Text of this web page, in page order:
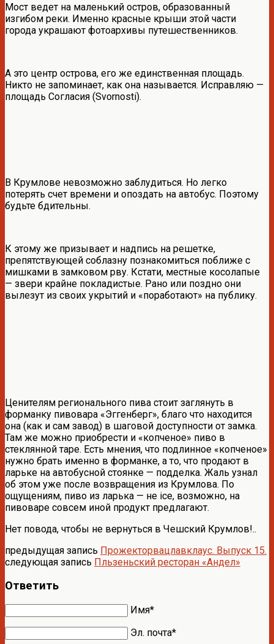
Мост ведет на маленький остров, образованный
изгибом реки. Именно красные крыши этой части
города украшают фотоархивы путешественников.
А это центр острова, его же единственная площадь.
Никто не запоминает, как она называется. Исправляю —
площадь Согласия (Svornosti).
В Крумлове невозможно заблудиться. Но легко
потерять счет времени и опоздать на автобус. Поэтому
будьте бдительны.
К этому же призывает и надпись на решетке,
препятствующей соблазну познакомиться поближе с
мишками в замковом рву. Кстати, местные косолапые
— звери крайне покладистые. Рано или поздно они
вылезут из своих укрытий и «поработают» на публику.
Ценителям регионального пива стоит заглянуть в
форманку пивовара «Эггенберг», благо что находится
она (как и сам завод) в шаговой доступности от замка.
Там же можно приобрести и «копченое» пиво в
стеклянной таре. Есть мнения, что подлинное «копченое»
нужно брать именно в форманке, а то, что продают в
ларьке на автобусной стоянке — подделка. Жаль узнал
об этом уже после возвращения из Крумлова. По
ощущениям, пиво из ларька — не ice, возможно, на
пивоваре совсем иной продукт предлагают.
Нет повода, чтобы не вернуться в Чешский Крумлов!..
предыдущая запись Прожекторвацлавклаус. Выпуск 15.
следующая запись Пльзеньский ресторан «Андел»
Ответить
Имя*
Эл. почта*